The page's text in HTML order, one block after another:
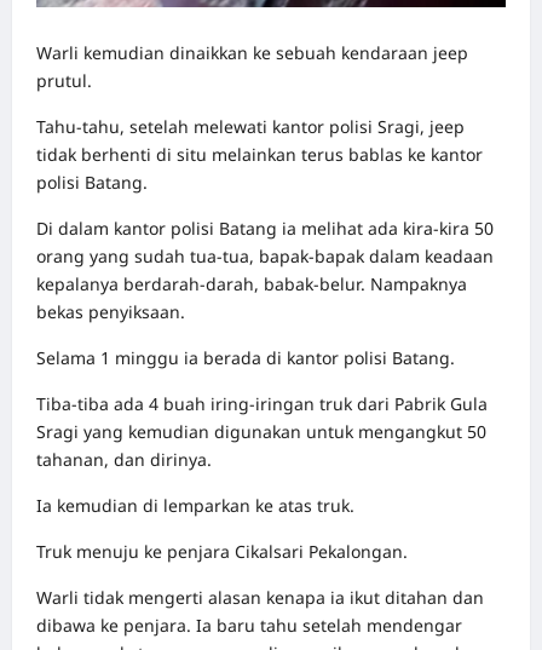
Warli kemudian dinaikkan ke sebuah kendaraan jeep
prutul.
Tahu-tahu, setelah melewati kantor polisi Sragi, jeep
tidak berhenti di situ melainkan terus bablas ke kantor
polisi Batang.
Di dalam kantor polisi Batang ia melihat ada kira-kira 50
orang yang sudah tua-tua, bapak-bapak dalam keadaan
kepalanya berdarah-darah, babak-belur. Nampaknya
bekas penyiksaan.
Selama 1 minggu ia berada di kantor polisi Batang.
Tiba-tiba ada 4 buah iring-iringan truk dari Pabrik Gula
Sragi yang kemudian digunakan untuk mengangkut 50
tahanan, dan dirinya.
Ia kemudian di lemparkan ke atas truk.
Truk menuju ke penjara Cikalsari Pekalongan.
Warli tidak mengerti alasan kenapa ia ikut ditahan dan
dibawa ke penjara. Ia baru tahu setelah mendengar